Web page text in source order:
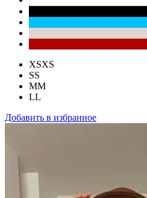
XSXS
SS
MM
LL
Добавить в избранное